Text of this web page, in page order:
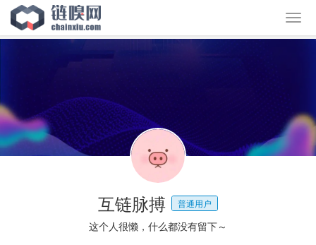
互链脉搏 普通用户
这个人很懒，什么都没有留下～